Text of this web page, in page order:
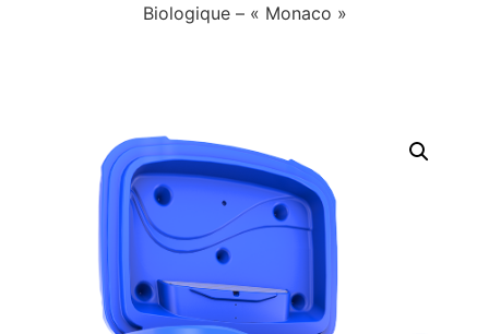
Biologique – « Monaco »